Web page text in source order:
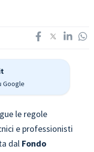
Google
le regole
e professionisti
dal Fondo